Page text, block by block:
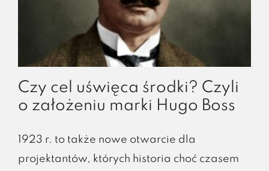
Czy cel uświęca środki? Czyli
o założeniu marki Hugo Boss
1923 r. to także nowe otwarcie dla
projektantów, których historia choć czasem